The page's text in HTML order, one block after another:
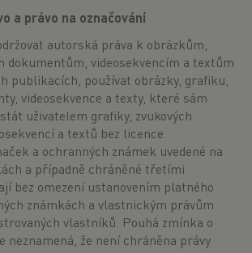
a právo na označování
autorská práva k obrázkům,
dokumentům, videosekvencím a textům
publikacích, používat obrázky, grafiku,
videosekvence a texty, které sám
uživatelem grafiky, zvukových
a textů bez licence.
a ochranných známek uvedené na
a případně chráněné třetími
bez omezení ustanovením platného
známkách a vlastnickým právům
vlastníků. Pouhá zmínka o
neznamená, že není chráněna právy